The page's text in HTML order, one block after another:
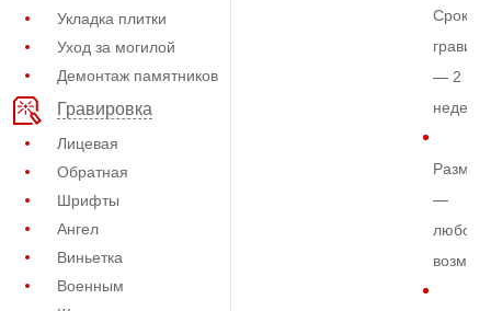
Укладка плитки
Уход за могилой
Демонтаж памятников
Гравировка
Лицевая
Обратная
Шрифты
Ангел
Виньетка
Военным
Срок
— 2
недели
Размер
—
любой